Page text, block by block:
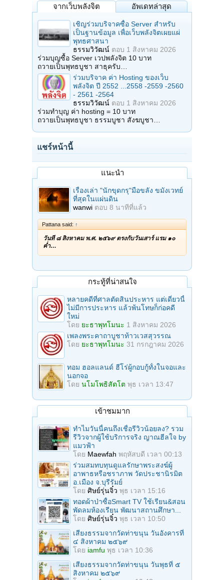
จากเว็บพลังจิต อัพเดทล่าสุด
เชิญร่วมบริจาคซื้อ Server สำหรับ
เป็นฐานข้อมูล เพื่อเว็บพลังจิตเผยแผ่
พุทธศาสนา
ธรรมวิวัฒน์ ตอบ 1 สิงหาคม 2026
ร่วมบุญซื้อ Server เวปพลังจิต 10 บาท
ถวายเป็นพุทธบูชา สาธุครับ…
ร่วมบริจาค ค่า Hosting ของเว็บ
พลังจิต ปี 2552 ...2558 -2559 -2560
- 2561 -2564
ธรรมวิวัฒน์ ตอบ 1 สิงหาคม 2026
ร่วมทำบุญ ค่า hosting = 10 บาท
ถวายเป็นพุทธบูชา ธรรมบูชา สังฆบูชา…
แชร์หน้านี้
แนะนำ
เรื่องเล่า "นักขุดกรุ"มือขลัง ขมังเวทย์
ที่สุดในแผ่นดิน
wanwi ตอบ 8 นาทีที่แล้ว
Pattana said: ↑
วันที่ ๘ สิงหาคม พ.ศ. ๒๕๖๙ ตรงกับวันเสาร์ แรม ๑๐
ค่ำ…
กระทู้ที่น่าสนใจ
หลายคดีที่ศาลตัดสินประหาร แต่เดี๋ยวนี้
ไม่มีการประหาร แล้วพ้นโทษก็ก่อคดี
ใหม่
โดย ยะธาพุทโมนะ 1 สิงหาคม 2026
เพลงพระคาถาบูชาท้าวเวสสุวรรณ
โดย ยะธาพุทโมนะ 31 กรกฎาคม 2026
ทอม ฮอลแลนด์ ฮีโร่ผู้กอบกู้ทั้งในจอและ
นอกจอ
โดย นโมโพธิสัตโต พุธ เวลา 13:47
เข้าชมมาก
ทำไมวันนี้คนถึงเชื่อรีวิวน้อยลง? รวม
รีวิวจากผู้ใช้บริการจริง ญาณฮีลใจ by
แมวฟ้า
โดย Maewfah พฤหัสบดี เวลา 00:13
ร่วมสมทบทุนดูแลรักษาพระสงฆ์ผู้
อาพาธหรือชราภาพ วัดประชานิรมิต
อ.เมือง จ.บุรีรัมย์
โดย ศิษย์รุ่นจิ๋ว พุธ เวลา 15:16
ทอดผ้าป่าซื้อSmart TV ใช้เรียน&สอน
พัดลมห้องเรียน พัฒนาสถานศึกษา...
โดย ศิษย์รุ่นจิ๋ว พุธ เวลา 10:50
เสียงธรรมจากวัดท่าขนุน วันอังคารที่
๔ สิงหาคม ๒๕๖๙
โดย iamfu พุธ เวลา 10:36
เสียงธรรมจากวัดท่าขนุน วันพุธที่ ๕
สิงหาคม ๒๕๖๙